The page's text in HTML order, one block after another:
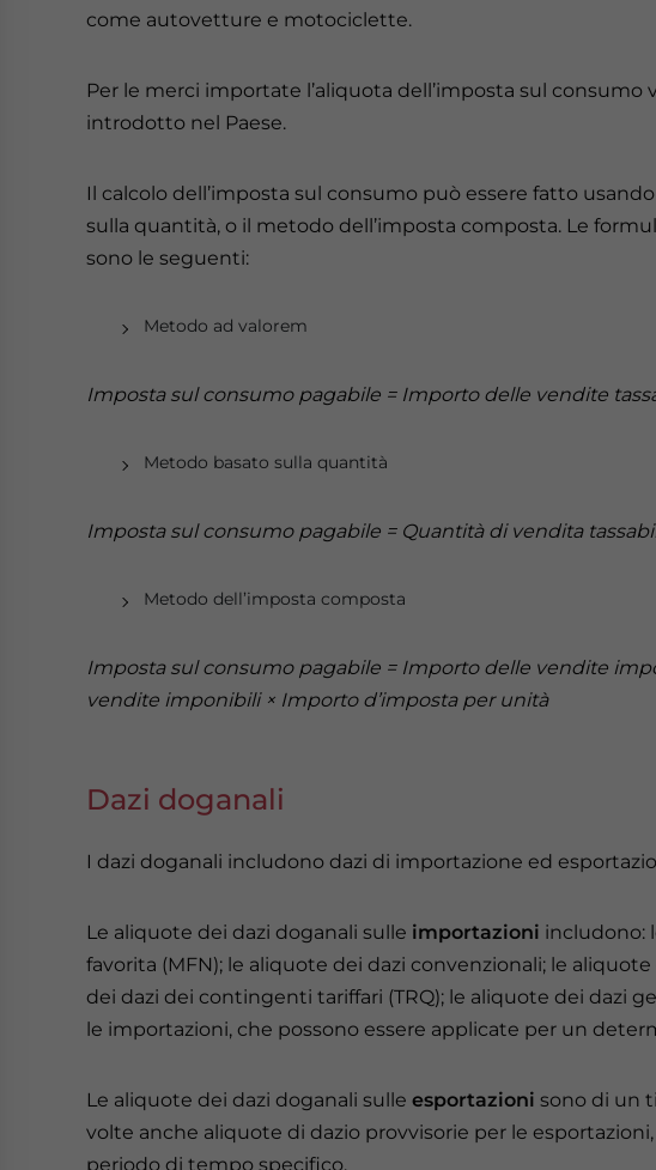
come autovetture e motociclette.
Per le merci importate l’aliquota dell’imposta sul
introdotto nel Paese.
Il calcolo dell’imposta sul consumo può essere fatto
sulla quantità, o il metodo dell’imposta composta. Le
sono le seguenti:
Metodo ad valorem
Imposta sul consumo pagabile = Importo delle vendite
Metodo basato sulla quantità
Imposta sul consumo pagabile = Quantità di vendita
Metodo dell’imposta composta
Imposta sul consumo pagabile = Importo delle vendite
vendite imponibili × Importo d’imposta per unità
Dazi doganali
I dazi doganali includono dazi di importazione ed
Le aliquote dei dazi doganali sulle importazioni includono:
favorita (MFN); le aliquote dei dazi convenzionali; le
dei dazi dei contingenti tariffari (TRQ); le aliquote dei dazi
le importazioni, che possono essere applicate per un
Le aliquote dei dazi doganali sulle esportazioni sono di un
volte anche aliquote di dazio provvisorie per le
periodo di tempo specifico.